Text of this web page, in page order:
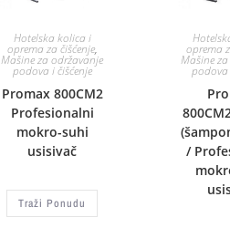
Hotelska kolica i
oprema za čišćenje,
Mašine za održavanje
podova i čišćenje
Promax 800CM2
Profesionalni
mokro-suhi
usisivač
Traži Ponudu
oprema
Mašine
podova
/